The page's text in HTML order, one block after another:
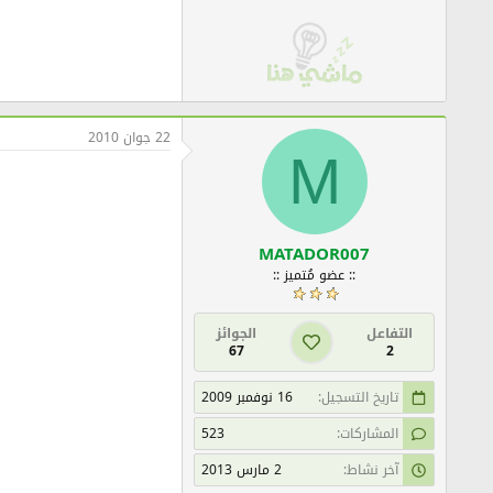
M
MATADOR007
:: عضو مُتميز ::
التفاعل
2
الجوائز
67
تاريخ التسجيل
16 نوفمبر 2009
المشاركات
523
آخر نشاط
2 مارس 2013
22 جوان 2010